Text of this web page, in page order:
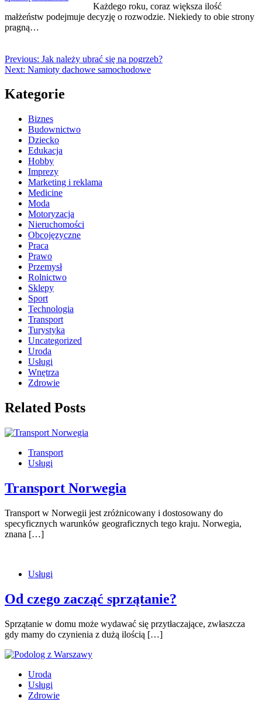
Każdego roku, coraz większa ilość
małżeństw podejmuje decyzję o rozwodzie. Niekiedy to obie strony
pragną…
Previous: Jak należy ubrać się na pogrzeb?
Next: Namioty dachowe samochodowe
Kategorie
Biznes
Budownictwo
Dziecko
Edukacja
Hobby
Imprezy
Marketing i reklama
Medicine
Moda
Motoryzacja
Nieruchomości
Obcojęzyczne
Praca
Prawo
Przemysł
Rolnictwo
Sklepy
Sport
Technologia
Transport
Turystyka
Uncategorized
Uroda
Usługi
Wnętrza
Zdrowie
Related Posts
Transport
Usługi
Transport Norwegia
Transport w Norwegii jest zróżnicowany i dostosowany do
specyficznych warunków geograficznych tego kraju. Norwegia,
znana […]
Usługi
Od czego zacząć sprzątanie?
Sprzątanie w domu może wydawać się przytłaczające, zwłaszcza
gdy mamy do czynienia z dużą ilością […]
Uroda
Usługi
Zdrowie